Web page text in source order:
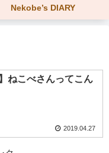
Nekobe’s DIARY
ねこべさんってこん
2019.04.27